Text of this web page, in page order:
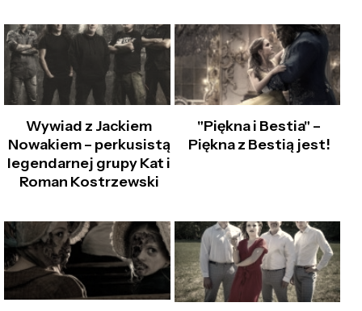
Wywiad z Jackiem
Nowakiem – perkusistą
legendarnej grupy Kat i
Roman Kostrzewski
"Piękna i Bestia" –
Piękna z Bestią jest!